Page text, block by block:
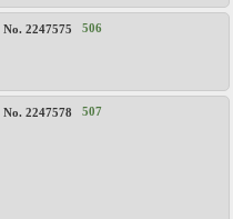
No. 2247575 506
No. 2247578 507